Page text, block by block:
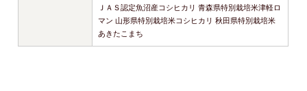
ＪＡＳ認定魚沼産コシヒカリ 青森県特別栽培米津軽ロ
マン 山形県特別栽培米コシヒカリ 秋田県特別栽培米
あきたこまち